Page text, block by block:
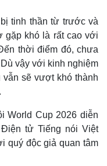
tinh thần từ trước và
gặp khó là rất cao với
thời điểm đó, chưa
vậy với kinh nghiệm
sẽ vượt khó thành
World Cup 2026 diễn
Điện tử Tiếng nói Việt
quý độc giả quan tâm